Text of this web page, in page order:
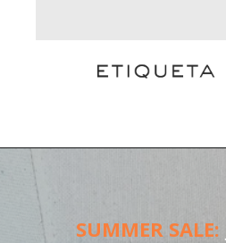
SUMMER SALE: